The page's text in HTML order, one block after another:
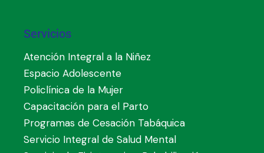
Servicios
Atención Integral a la Niñez
Espacio Adolescente
Policlínica de la Mujer
Capacitación para el Parto
Programas de Cesación Tabáquica
Servicio Integral de Salud Mental